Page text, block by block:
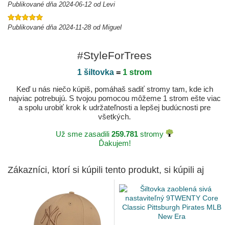
Publikované dňa 2024-06-12 od Levi
Publikované dňa 2024-11-28 od Miguel
#StyleForTrees
1 šiltovka = 1 strom
Keď u nás niečo kúpiš, pomáhaš sadiť stromy tam, kde ich
najviac potrebujú. S tvojou pomocou môžeme 1 strom ešte viac
a spolu urobiť krok k udržateľnosti a lepšej budúcnosti pre
všetkých.
Už sme zasadili 259.781 stromy
Ďakujem!
Zákazníci, ktorí si kúpili tento produkt, si kúpili aj